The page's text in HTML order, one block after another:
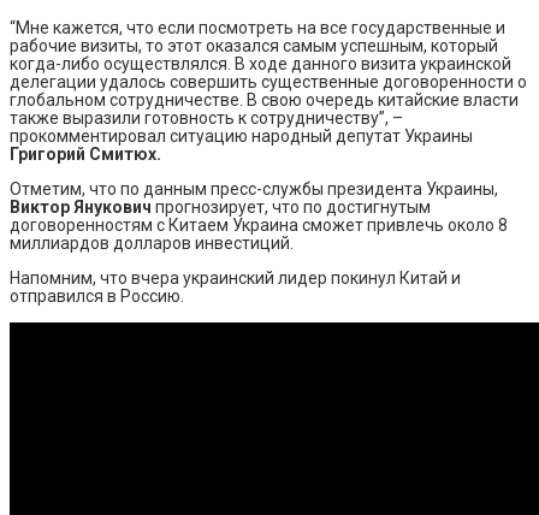
“Мне кажется, что если посмотреть на все государственные и
рабочие визиты, то этот оказался самым успешным, который
когда-либо осуществлялся. В ходе данного визита украинской
делегации удалось совершить существенные договоренности о
глобальном сотрудничестве. В свою очередь китайские власти
также выразили готовность к сотрудничеству”, –
прокомментировал ситуацию народный депутат Украины
Григорий Смитюх.
Отметим, что по данным пресс-службы президента Украины,
Виктор Янукович прогнозирует, что по достигнутым
договоренностям с Китаем Украина сможет привлечь около 8
миллиардов долларов инвестиций.
Напомним, что вчера украинский лидер покинул Китай и
отправился в Россию.